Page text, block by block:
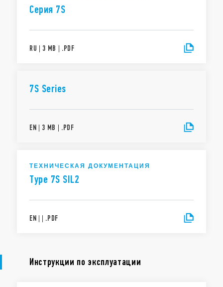
Cеpия 7S
RU | 3 MB | .PDF
7S Series
EN | 3 MB | .PDF
ТЕХНИЧЕСКАЯ ДОКУМЕНТАЦИЯ
Type 7S SIL2
EN | | .PDF
Инструкции по эксплуатации